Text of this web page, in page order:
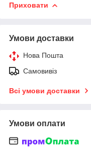
Приховати
Умови доставки
Нова Пошта
Самовивіз
Всі умови доставки
Умови оплати